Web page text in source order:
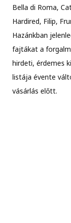
Bella di Roma,
Hardired, Filip,
Hazánkban
fajtákat a
hirdeti, érdemes
listája évente
vásárlás előtt.